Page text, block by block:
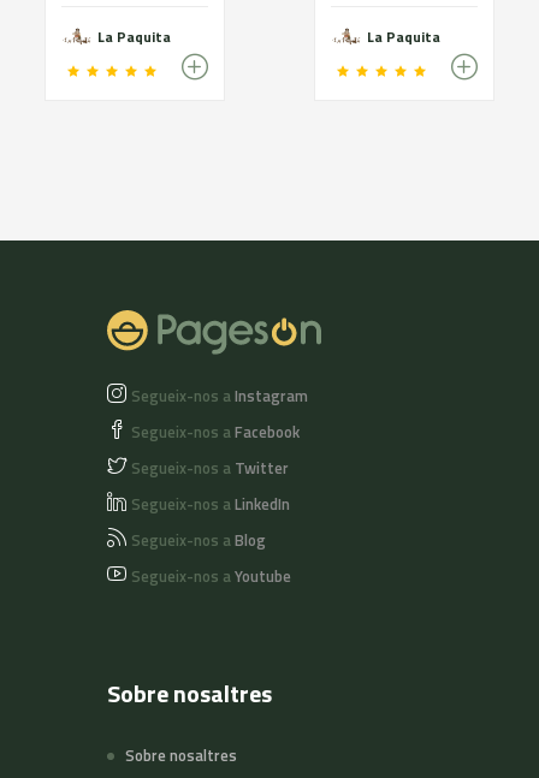
La Paquita La Paquita
Segueix-nos aInstagram
Segueix-nos aFacebook
Segueix-nos a Twitter
Segueix-nos aLinkedIn
Segueix-nos aBlog
Segueix-nos aYoutube
Sobre nosaltres
Sobre nosaltres